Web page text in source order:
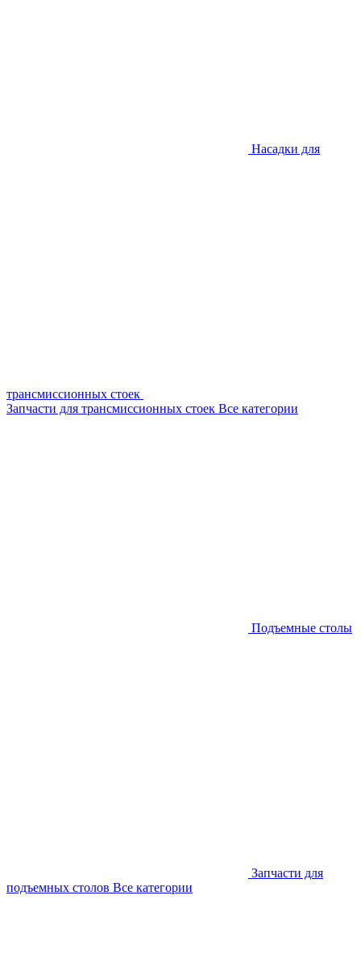
Насадки для
трансмиссионных стоек
Запчасти для трансмиссионных стоек Все категории
Подъемные столы
Запчасти для
подъемных столов Все категории